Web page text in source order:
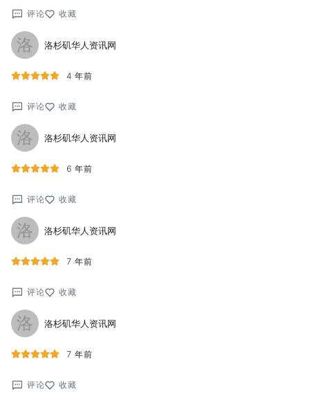
评论 收藏
洛 洛杉矶华人资讯网
4 年前
评论 收藏
洛 洛杉矶华人资讯网
6 年前
评论 收藏
洛 洛杉矶华人资讯网
7 年前
评论 收藏
洛 洛杉矶华人资讯网
7 年前
评论 收藏